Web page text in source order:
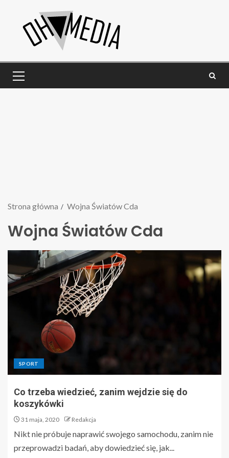
Strona główna Wojna Światów Cda
Wojna Światów Cda
SPORT
Co trzeba wiedzieć, zanim wejdzie się do
koszykówki
31 maja, 2020 Redakcja
Nikt nie próbuje naprawić swojego samochodu, zanim nie
przeprowadzi badań, aby dowiedzieć się, jak...